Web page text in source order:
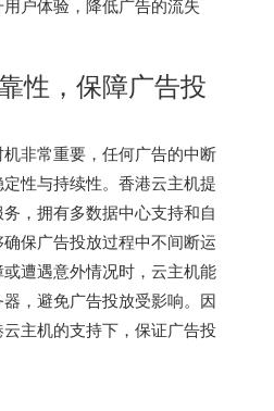
户体验，降低广告的流失
性，保障广告投
非常重要，任何广告的中断
性与持续性。香港云主机提
，拥有多数据中心支持和自
保广告投放过程中不间断运
遭遇意外情况时，云主机能
，避免广告投放受影响。因
主机的支持下，保证广告投